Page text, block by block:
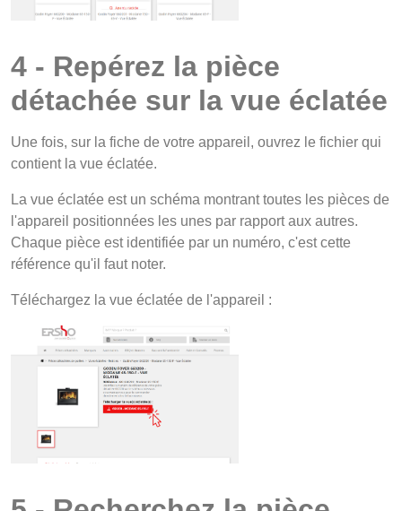
4 - Repérez la pièce
détachée sur la vue éclatée
Une fois, sur la fiche de votre appareil, ouvrez le fichier qui
contient la vue éclatée.
La vue éclatée est un schéma montrant toutes les pièces de
l'appareil positionnées les unes par rapport aux autres.
Chaque pièce est identifiée par un numéro, c'est cette
référence qu'il faut noter.
Téléchargez la vue éclatée de l'appareil :